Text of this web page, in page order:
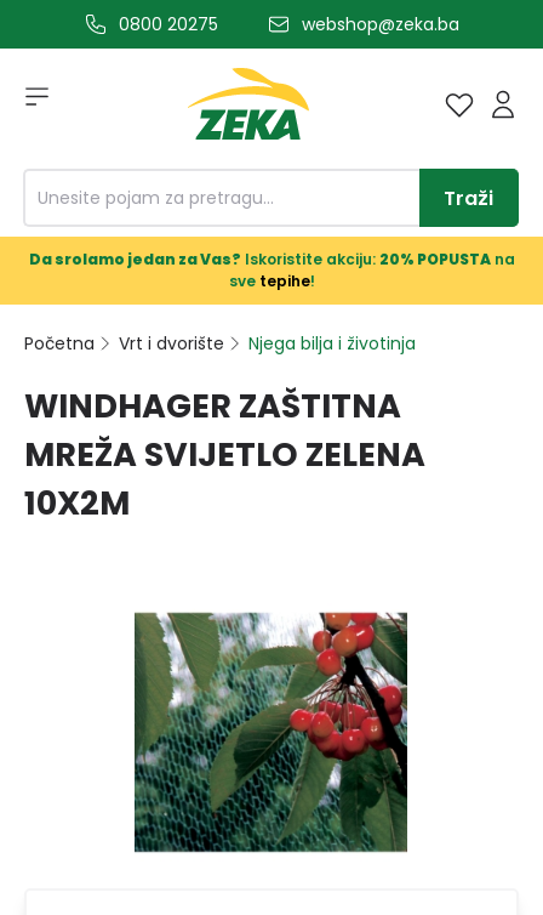
glavni sadržaj0800 20275 webshop@zeka.ba
Traži
Da srolamo jedan za Vas? Iskoristite akciju: 20% POPUSTAna
sve tepihe!
Početna Vrt i dvorište Njega bilja i životinja
WINDHAGER ZAŠTITNA
MREŽA SVIJETLO ZELENA
10X2M